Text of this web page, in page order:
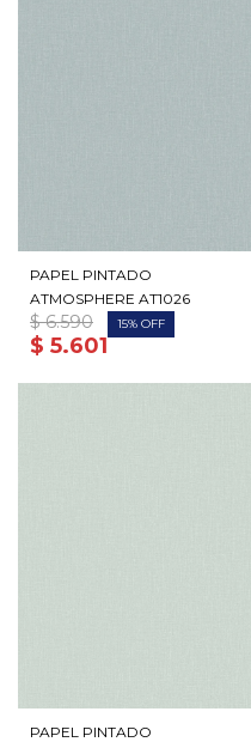
PAPEL PINTADO
ATMOSPHERE AT1026
$ 5.601
$ 6.590 15
PAPEL PINTADO